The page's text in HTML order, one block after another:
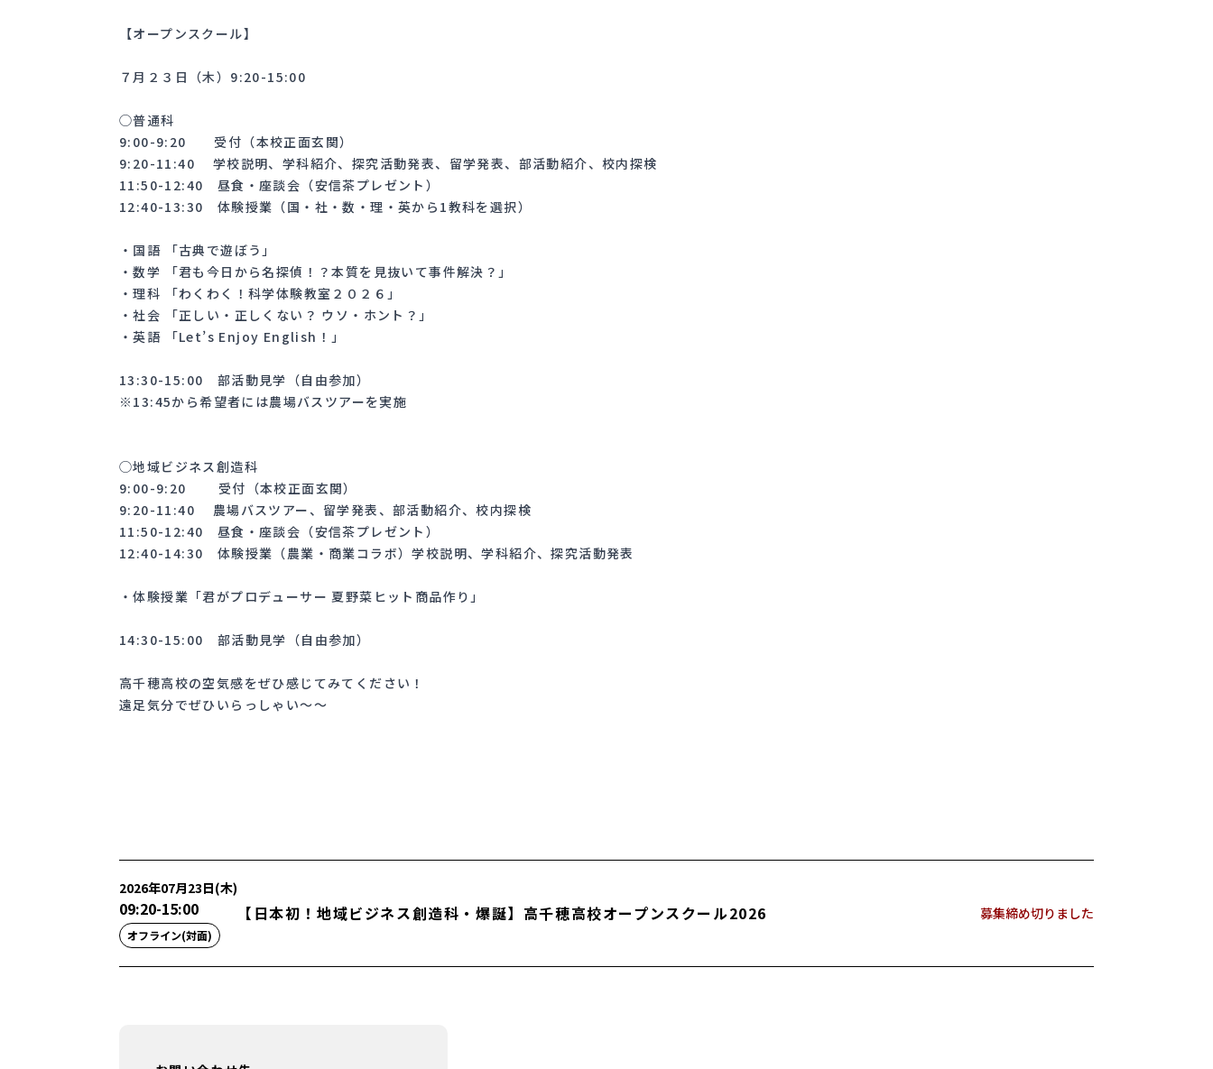
【オープンスクール】
７月２３日（木）9:20-15:00
◯普通科
9:00-9:20 受付（本校正面玄関）
9:20-11:40 学校説明、学科紹介、探究活動発表、留学発表、部活動紹介、校内探検
11:50-12:40 昼食・座談会（安信茶プレゼント）
12:40-13:30 体験授業（国・社・数・理・英から1教科を選択）
・国語 「古典で遊ぼう」
・数学 「君も今日から名探偵！？本質を見抜いて事件解決？」
・理科 「わくわく！科学体験教室２０２６」
・社会 「正しい・正しくない？ ウソ・ホント？」
・英語 「Let’s Enjoy English！」
13:30-15:00 部活動見学（自由参加）
※13:45から希望者には農場バスツアーを実施
◯地域ビジネス創造科
9:00-9:20 受付（本校正面玄関）
9:20-11:40 農場バスツアー、留学発表、部活動紹介、校内探検
11:50-12:40 昼食・座談会（安信茶プレゼント）
12:40-14:30 体験授業（農業・商業コラボ）学校説明、学科紹介、探究活動発表
・体験授業「君がプロデューサー 夏野菜ヒット商品作り」
14:30-15:00 部活動見学（自由参加）
高千穂高校の空気感をぜひ感じてみてください！
遠足気分でぜひいらっしゃい〜〜
2026年07月23日(木)
09:20-15:00
オフライン(対面)
【日本初！地域ビジネス創造科・爆誕】高千穂高校オープンスクール2026 募集締め切りました